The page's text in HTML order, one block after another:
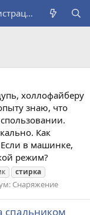
Регистрация
холлофайберу
знаю, что
Как
в машинке,
режим?
стирка
Снаряжение
спальником